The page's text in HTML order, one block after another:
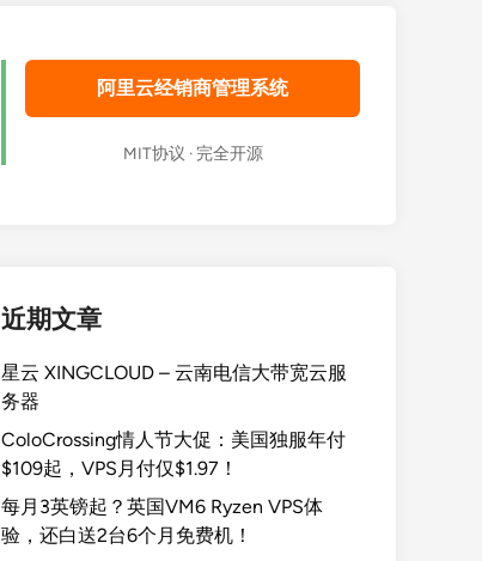
阿里云经销商管理系统
MIT协议 · 完全开源
近期文章
星云 XINGCLOUD – 云南电信大带宽云服
务器
ColoCrossing情人节大促：美国独服年付
$109起，VPS月付仅$1.97！
每月3英镑起？英国VM6 Ryzen VPS体
验，还白送2台6个月免费机！